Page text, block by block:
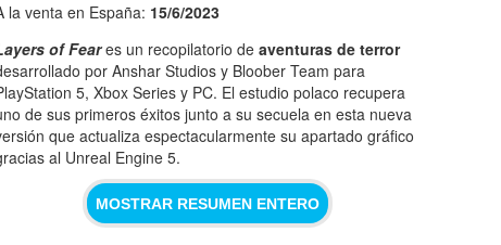
la venta en España: 15/6/2023
of Feares un recopilatorio de aventuras de terror
por Anshar Studios y Bloober Team para
5, Xbox Series y PC. El estudio polaco recupera
de sus primeros éxitos junto a su secuela en esta nueva
que actualiza espectacularmente su apartado gráfico
al Unreal Engine 5.
MOSTRAR RESUMEN ENTERO